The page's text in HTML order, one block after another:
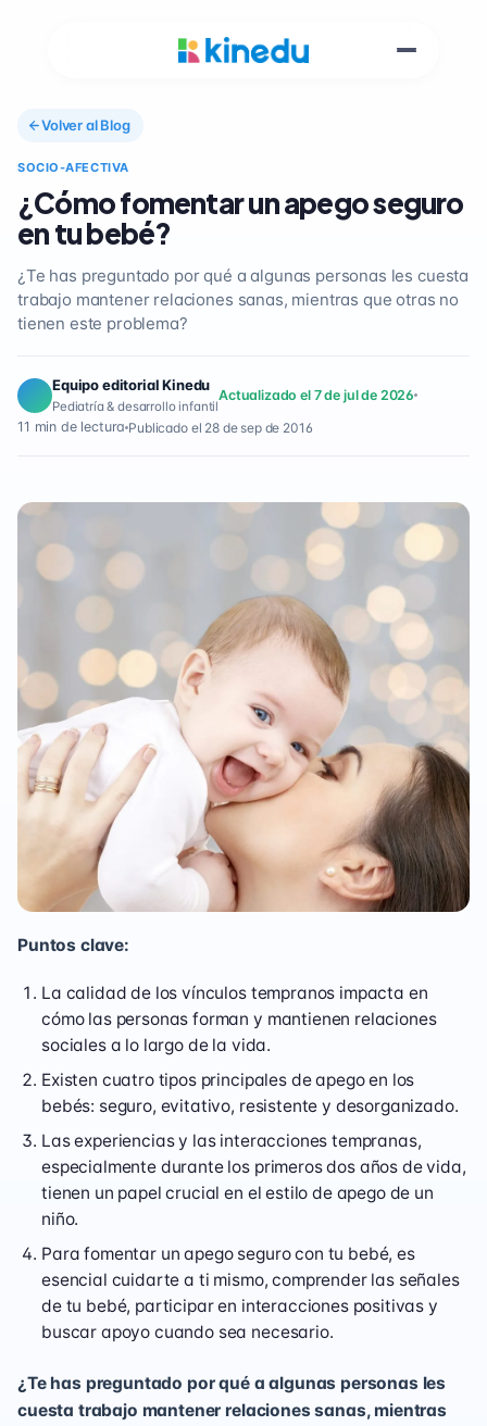
Volver al Blog
SOCIO-AFECTIVA
¿Cómo fomentar un apego seguro
en tu bebé?
¿Te has preguntado por qué a algunas personas les cuesta
trabajo mantener relaciones sanas, mientras que otras no
tienen este problema?
Equipo editorial Kinedu
Pediatría & desarrollo infantil
Actualizado el 7 de jul de 2026
11 min de lectura Publicado el 28 de sep de 2016
Puntos clave:
La calidad de los vínculos tempranos impacta en
cómo las personas forman y mantienen relaciones
sociales a lo largo de la vida.
Existen cuatro tipos principales de apego en los
bebés: seguro, evitativo, resistente y desorganizado.
Las experiencias y las interacciones tempranas,
especialmente durante los primeros dos años de vida,
tienen un papel crucial en el estilo de apego de un
niño.
Para fomentar un apego seguro con tu bebé, es
esencial cuidarte a ti mismo, comprender las señales
de tu bebé, participar en interacciones positivas y
buscar apoyo cuando sea necesario.
¿Te has preguntado por qué a algunas personas les
cuesta trabajo mantener relaciones sanas, mientras